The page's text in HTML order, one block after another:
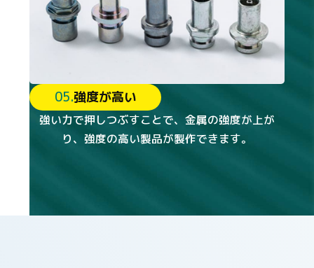
05.強度が高い
強い力で押しつぶすことで、金属の強度が上が
り、強度の高い製品が製作できます。